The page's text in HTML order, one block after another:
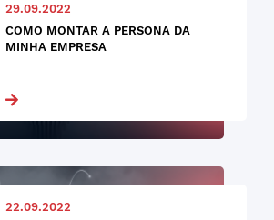
29.09.2022
COMO MONTAR A PERSONA DA
MINHA EMPRESA
22.09.2022